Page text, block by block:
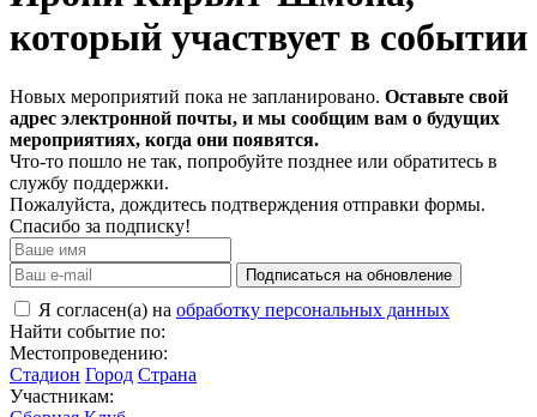
Новых мероприятий пока не запланировано. Оставьте свой
адрес электронной почты, и мы сообщим вам о будущих
мероприятиях, когда они появятся.
Что-то пошло не так, попробуйте позднее или обратитесь в
службу поддержки.
Пожалуйста, дождитесь подтверждения отправки формы.
Спасибо за подписку!
Подписаться на обновление
Я согласен(а) на обработку персональных данных
Найти событие по:
Местопроведению:
Стадион Город Страна
Участникам: